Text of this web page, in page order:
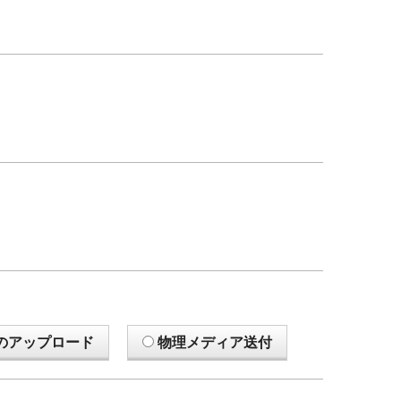
アップロード 物理メディア送付